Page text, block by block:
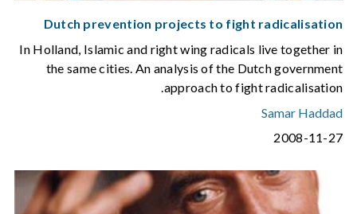
Dutch prevention projects to fight radicalisation
In Holland, Islamic and right wing radicals live together in
the same cities. An analysis of the Dutch government
approach to fight radicalisation.
Samar Haddad
2008-11-27